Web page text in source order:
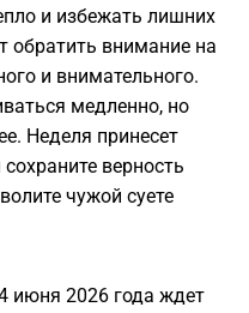
и избежать лишних
обратить внимание на
и внимательного.
медленно, но
Неделя принесет
верность
чужой суете
июня 2026 года ждет